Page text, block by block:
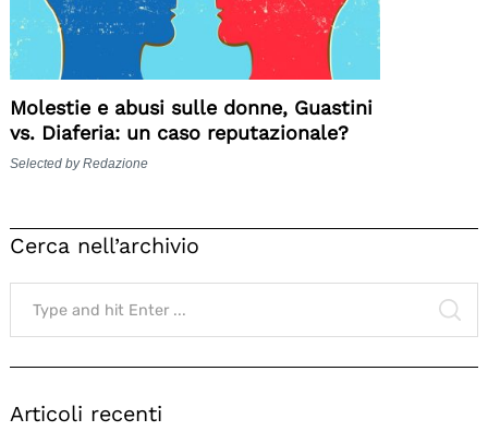
Molestie e abusi sulle donne, Guastini
vs. Diaferia: un caso reputazionale?
Selected by Redazione
Cerca nell’archivio
Search
for:
Articoli recenti